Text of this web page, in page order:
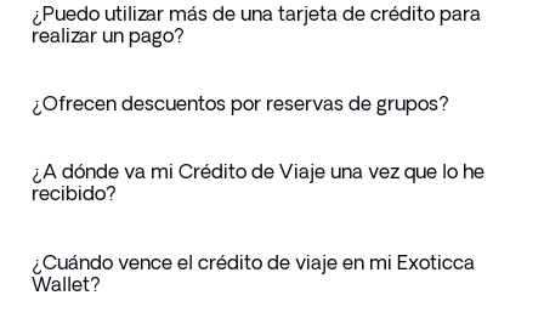
¿Puedo utilizar más de una tarjeta de crédito para
realizar un pago?
¿Ofrecen descuentos por reservas de grupos?
¿A dónde va mi Crédito de Viaje una vez que lo he
recibido?
¿Cuándo vence el crédito de viaje en mi Exoticca
Wallet?